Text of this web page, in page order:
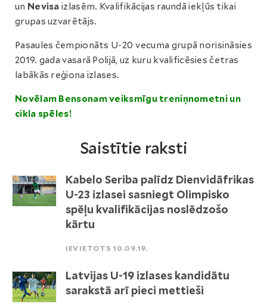
un Nevisa izlasēm. Kvalifikācijas raundā iekļūs tikai
grupas uzvarētājs.
Pasaules čempionāts U-20 vecuma grupā norisināsies
2019. gada vasarā Polijā, uz kuru kvalificēsies četras
labākās reģiona izlases.
Novēlam Bensonam veiksmīgu treniņnometni un
cikla spēles!
Saistītie raksti
Kabelo Seriba palīdz Dienvidāfrikas
U-23 izlasei sasniegt Olimpisko
spēļu kvalifikācijas noslēdzošo
kārtu
IEVIETOTS 10.09.19.
Latvijas U-19 izlases kandidātu
sarakstā arī pieci mettieši